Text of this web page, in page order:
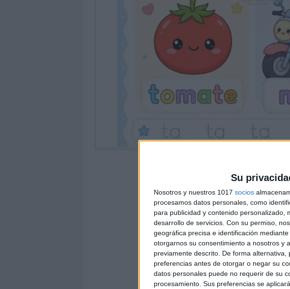
Su
Nosotros y nuestros 1017 socios
procesamos datos personales, como
para publicidad y contenido personalizado,
desarrollo de servicios. Con su permiso,
geográfica precisa e identificación
otorgarnos su consentimiento a nosotros y
previamente descrito. De forma
preferencias antes de otorgar o negar su
datos personales puede no requerir de su
procesamiento. Sus preferencias se